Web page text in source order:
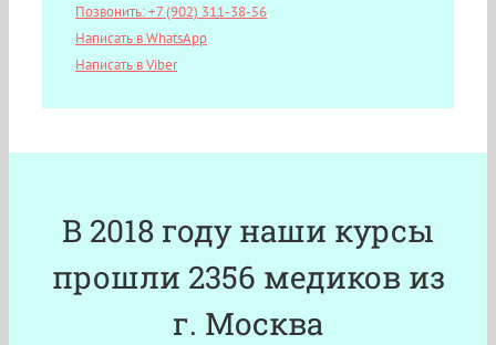
Позвонить: +7 (902) 311-38-56
Написать в WhatsApp
Написать в Viber
В 2018 году наши курсы
прошли 2356 медиков из
г. Москва